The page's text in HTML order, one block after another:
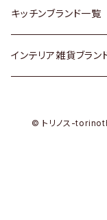
Vintageヴィンテー
Designers / デザイ
腕時計
Vintage / ヴィンテ
和物 / 作家物
その他キッチン雑貨
ACTUS / アクタス
arflex / アルフレック
agnes b / アニエス
BALLY / バリー
キッチンブランド一覧
ARABIA / アラビア
インテリア雑貨ブラン
© トリノス-